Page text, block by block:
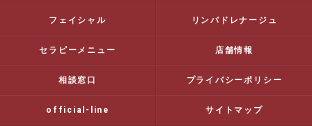
フェイシャル リンパドレナージュ
セラピーメニュー 店舗情報
相談窓口 プライバシーポリシー
official-line サイトマップ